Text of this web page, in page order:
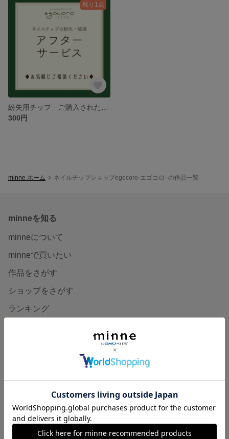
残り1点
300円
minne ホーム ネイルチップショップegocoro-エゴコロ- の作品一覧
minneを知る
minneについて
minneで買いたい
作品をさがす
ショップをさがす
ランキング
ヴィンテージ販売
ダウンロード販売